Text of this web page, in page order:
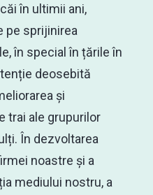
în ultimii ani,
pe sprijinirea
în special în țările în
deosebită
și
trai ale grupurilor
În dezvoltarea
noastre și a
mediului nostru, a